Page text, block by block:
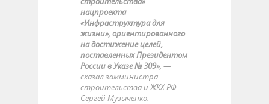
нацпроекта
«Инфраструктура для
жизни», ориентированного
на достижение целей,
поставленных Президентом
России в Указе № 309», —
сказал замминистра
строительства и ЖКХ РФ
Сергей Музыченко.